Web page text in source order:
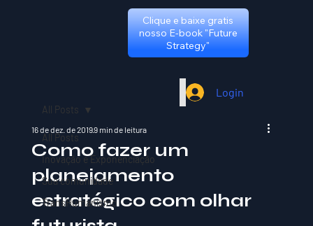
Clique e baixe gratis
nosso E-book "Future
Strategy"
Login
All Posts
Inovação e Exponenciação
Sua comunidade
TransHumanismo
All Posts
Como fazer um
planejamento
estratégico com olhar
16 de dez. de 20199 min de leitura